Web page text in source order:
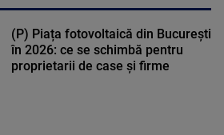
(P) Piața fotovoltaică din București
în 2026: ce se schimbă pentru
proprietarii de case și firme